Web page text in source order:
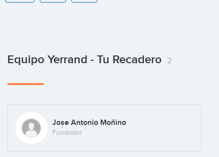
Equipo Yerrand - Tu Recadero 2
Jose Antonio Moñino
Fundador